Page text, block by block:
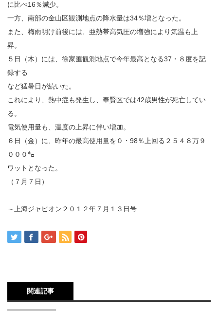
に比べ16％減少。
一方、南部の金山区観測地点の降水量は34％増となった。
また、梅雨明け前後には、亜熱帯高気圧の増強により気温も上
昇。
５日（木）には、徐家匯観測地点で今年最高となる37・８度を記
録する
など猛暑日が続いた。
これにより、熱中症も発生し、奉賢区では42歳男性が死亡してい
る。
電気使用量も、温度の上昇に伴い増加。
６日（金）に、昨年の最高使用量を０・98％上回る２５４８万９
０００㌔
ワットとなった。
（７月７日）
～上海ジャピオン２０１２年７月１３日号
関連記事